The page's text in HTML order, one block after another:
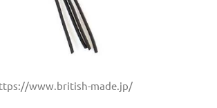
www.british-made.jp/